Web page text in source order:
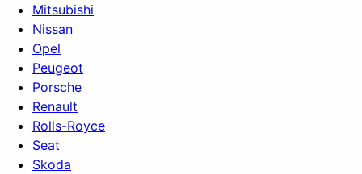
Mitsubishi
Nissan
Opel
Peugeot
Porsche
Renault
Rolls-Royce
Seat
Skoda